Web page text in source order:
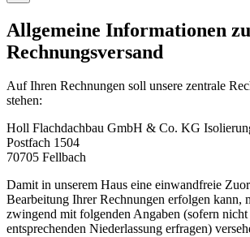
Allgemeine Informationen
Rechnungsversand
Auf Ihren Rechnungen soll unsere zentrale
stehen:
Holl Flachdachbau GmbH & Co. KG
Postfach 1504
70705 Fellbach
Damit in unserem Haus eine einwandfreie
Bearbeitung Ihrer Rechnungen erfolgen kann,
zwingend mit folgenden Angaben (sofern
entsprechenden Niederlassung erfragen)